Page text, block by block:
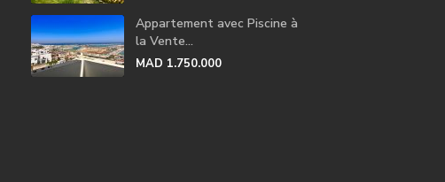
Appartement avec Piscine à
la Vente...
MAD 1.750.000